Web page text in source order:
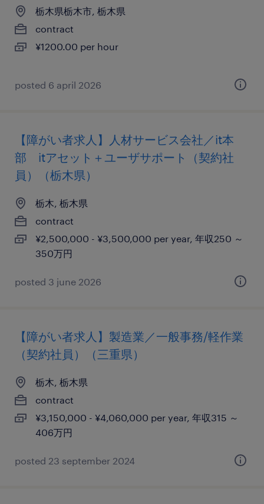
栃木県栃木市, 栃木県
contract
¥1200.00 per hour
posted 6 april 2026
【障がい者求人】人材サービス会社／it本
部 itアセット＋ユーザサポート（契約社
員）（栃木県）
栃木, 栃木県
contract
¥2,500,000 - ¥3,500,000 per year, 年収250 ～
350万円
posted 3 june 2026
【障がい者求人】製造業／一般事務/軽作業
（契約社員）（三重県）
栃木, 栃木県
contract
¥3,150,000 - ¥4,060,000 per year, 年収315 ～
406万円
posted 23 september 2024